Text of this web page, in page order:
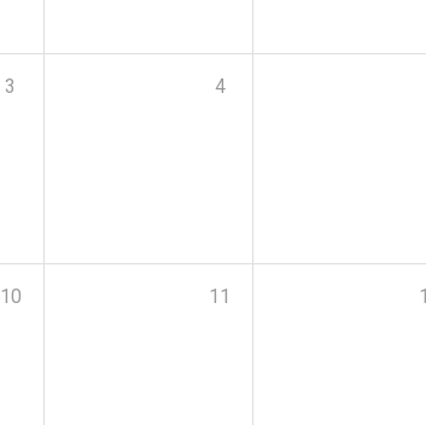
3 4
10 11